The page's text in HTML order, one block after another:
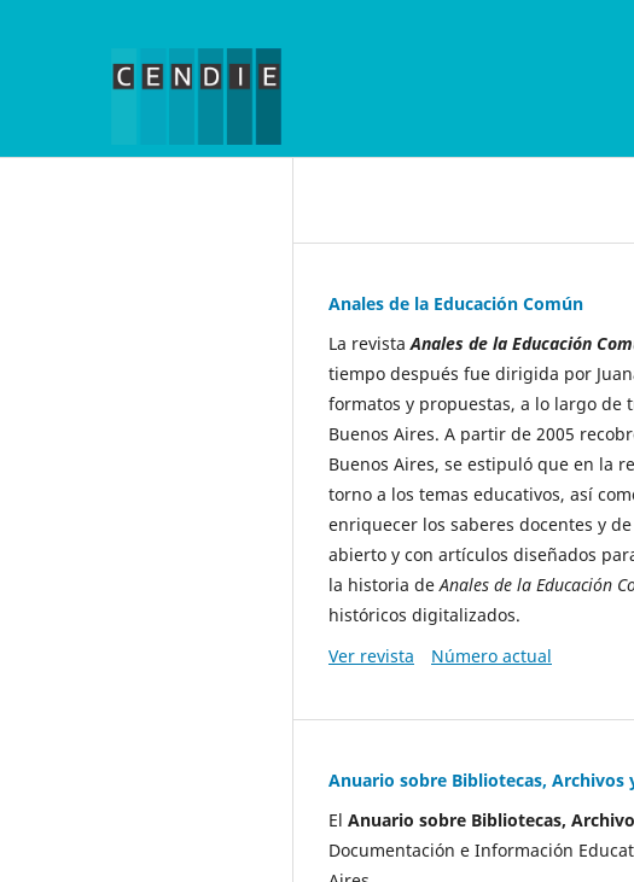
Anales de la Educación Común
La revistaAnales de la Educación
tiempo después fue dirigida por
formatos y propuestas, a lo largo de
Buenos Aires. A partir de 2005
Buenos Aires, se estipuló que en la
torno a los temas educativos, así
enriquecer los saberes docentes y
abierto y con artículos diseñados
la historia de Anales de la Educación
históricos digitalizados.
Ver revista
Número actual
Anuario sobre Bibliotecas, Archivos
El Anuario sobre Bibliotecas,
Documentación e Información